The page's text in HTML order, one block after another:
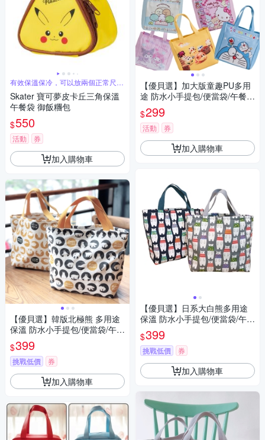
有效保溫保冷，可以放兩個正常尺寸
飯糰
Skater 寶可夢皮卡丘三角保溫
午餐袋 御飯糰包
$550
活動 券
加入購物車
【優貝選】韓版北極熊 多用途
保溫 防水小手提包/便當袋/午餐
提包(3色)
$399
挑戰低價 券
加入購物車
【優貝選】加大版童趣PU多用
途 防水小手提包/便當袋/午餐提
包
$299
活動 券
加入購物車
【優貝選】日系大白熊多用途
保溫 防水小手提包/便當袋/午餐
提包(2色)
$399
挑戰低價 券
加入購物車